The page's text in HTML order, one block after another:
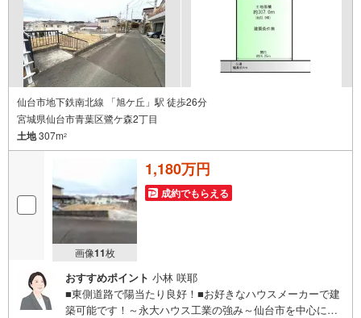
仙台市地下鉄南北線 「旭ケ丘」駅 徒歩26分
宮城県仙台市青葉区鷺ケ森2丁目
土地307m2
画像11枚
1,180万円
成約でもらえる
おすすめポイント 小林 咲耶
■東側道路で陽当たり良好！■お好きなハウスメーカーで建
築可能です！～永大ハウス工業の強み～仙台市を中心に宮